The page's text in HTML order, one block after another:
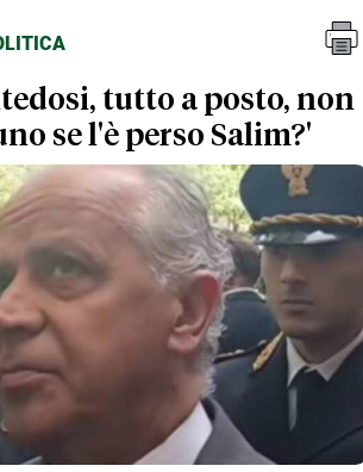
tutto a posto, non
se l'è perso Salim?'